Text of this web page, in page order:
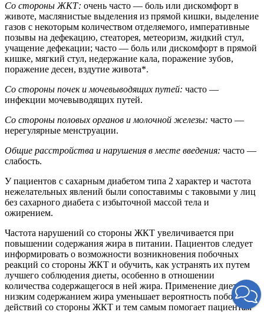
Со стороны ЖКТ: очень часто — боль или дискомфорт в
животе, маслянистые выделения из прямой кишки, выделение
газов с некоторым количеством отделяемого, императивные
позывы на дефекацию, стеаторея, метеоризм, жидкий стул,
учащение дефекации; часто — боль или дискомфорт в прямой
кишке, мягкий стул, недержание кала, поражение зубов,
поражение десен, вздутие живота*.
Со стороны почек и мочевыводящих путей: часто —
инфекции мочевыводящих путей.
Со стороны половых органов и молочной железы: часто —
нерегулярные менструации.
Общие расстройства и нарушения в месте введения: часто —
слабость.
У пациентов с сахарным диабетом типа 2 характер и частота
нежелательных явлений были сопоставимы с таковыми у лиц
без сахарного диабета с избыточной массой тела и
ожирением.
Частота нарушений со стороны ЖКТ увеличивается при
повышении содержания жира в питании. Пациентов следует
информировать о возможности возникновения побочных
реакций со стороны ЖКТ и обучить, как устранять их путем
лучшего соблюдения диеты, особенно в отношении
количества содержащегося в ней жира. Применение диеты с
низким содержанием жира уменьшает вероятность побочных
действий со стороны ЖКТ и тем самым помогает пациентам